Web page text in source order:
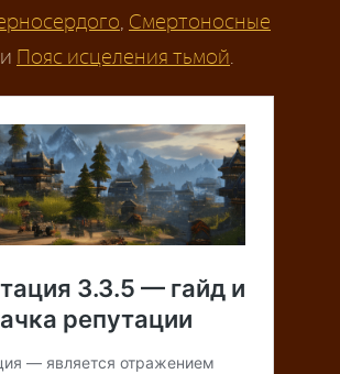
, Смертоносные
и Пояс исцеления тьмой.